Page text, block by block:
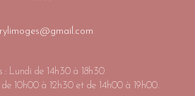
: Lundi de 14h30 à 18h30
10h00 à 12h30 et de 14h00 à 19h00.